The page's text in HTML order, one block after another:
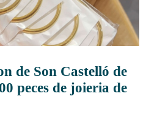
de Son Castelló de
peces de joieria de